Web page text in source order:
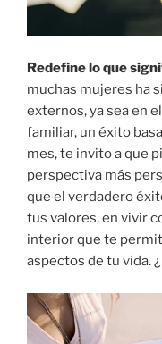
Redefine lo que
muchas mujeres ha
externos, ya sea en
familiar, un éxito
mes, te invito a que
perspectiva más
que el verdadero
tus valores, en vivir
interior que te
aspectos de tu vida.